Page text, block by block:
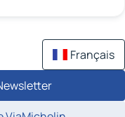
Français